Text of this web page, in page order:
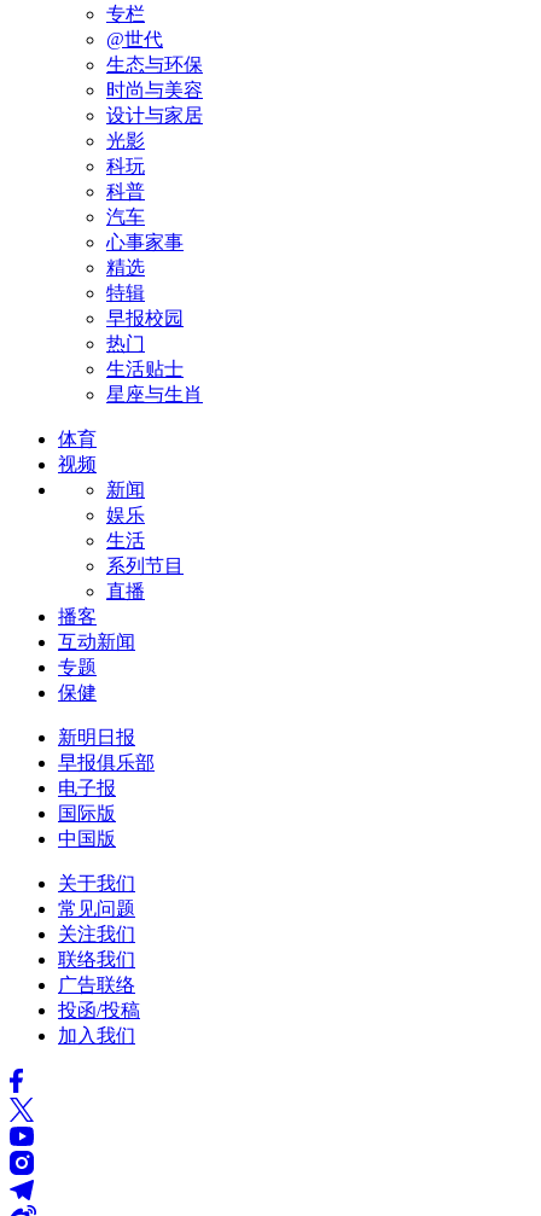
专栏
@世代
生态与环保
时尚与美容
设计与家居
光影
科玩
科普
汽车
心事家事
精选
特辑
早报校园
热门
生活贴士
星座与生肖
体育
视频
新闻
娱乐
生活
系列节目
直播
播客
互动新闻
专题
保健
新明日报
早报俱乐部
电子报
国际版
中国版
关于我们
常见问题
关注我们
联络我们
广告联络
投函/投稿
加入我们